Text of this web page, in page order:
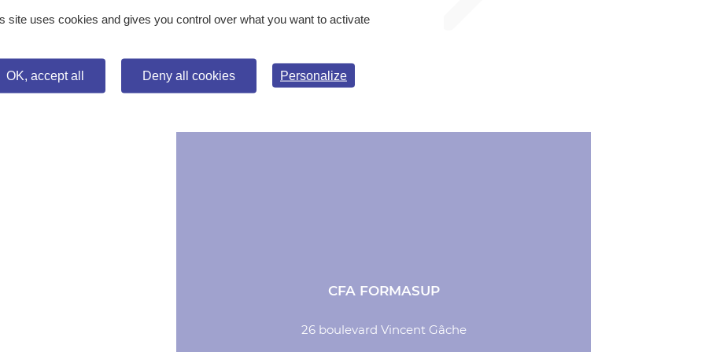
dans le cadre de ma demande indiquée
ne sera effectué avec mes informations.
CFA FORMASUP
26 boulevard Vincent Gâche
site uses cookies and gives you control over what you want to activate
OK, accept all Deny all cookies Personalize